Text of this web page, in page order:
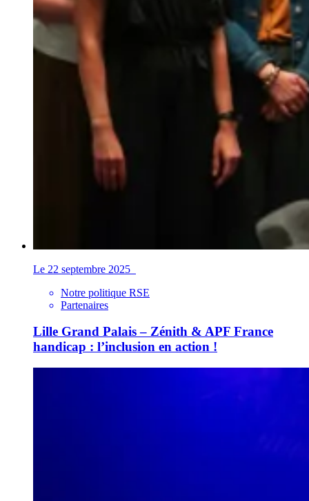
Le 22 septembre 2025
Notre politique RSE
Partenaires
Lille Grand Palais – Zénith & APF France
handicap : l’inclusion en action !